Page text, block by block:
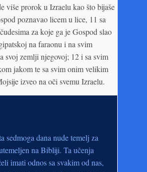
više prorok u Izraelu kao što bijaše
poznavao licem u lice, 11 sa
za koje ga je Gospod slao
na faraonu i na svim
svoj zemlji njegovoj; 12 i sa svim
jakom te sa svim onim velikim
izveo na oči svemu Izraelu.
sedmoga dana nude temelj za
na Bibliji. Ta učenja
imati odnos sa svakim od nas,